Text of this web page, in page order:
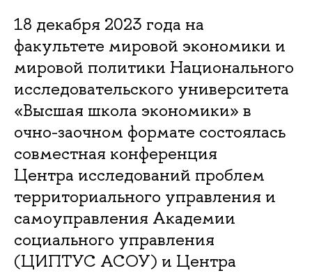
18 декабря 2023 года на
факультете мировой экономики и
мировой политики Национального
исследовательского университета
«Высшая школа экономики» в
очно-заочном формате состоялась
совместная конференция
Центра исследований проблем
территориального управления и
самоуправления Академии
социального управления
(ЦИПТУС АСОУ) и Центра